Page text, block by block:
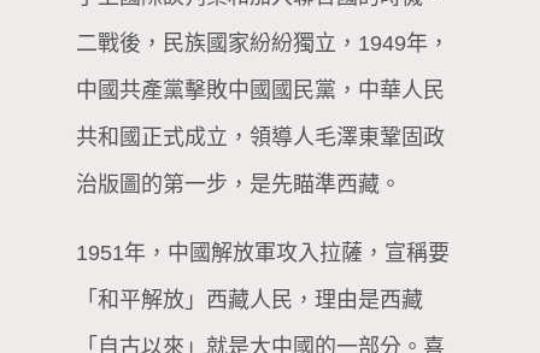
二戰後，民族國家紛紛獨立，1949年，
中國共產黨擊敗中國國民黨，中華人民
共和國正式成立，領導人毛澤東鞏固政
治版圖的第一步，是先瞄準西藏。
1951年，中國解放軍攻入拉薩，宣稱要
「和平解放」西藏人民，理由是西藏
「自古以來」就是大中國的一部分。喜